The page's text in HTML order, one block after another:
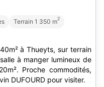
Terrain 1 350 m2
à Thueyts, sur terrain
à manger lumineux de
Proche commodités,
DUFOURD pour visiter.